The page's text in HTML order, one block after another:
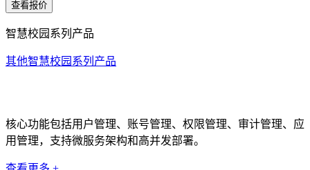
查看报价
智慧校园系列产品
其他智慧校园系列产品
核心功能包括用户管理、账号管理、权限管理、审计管理、应
用管理，支持微服务架构和高并发部署。